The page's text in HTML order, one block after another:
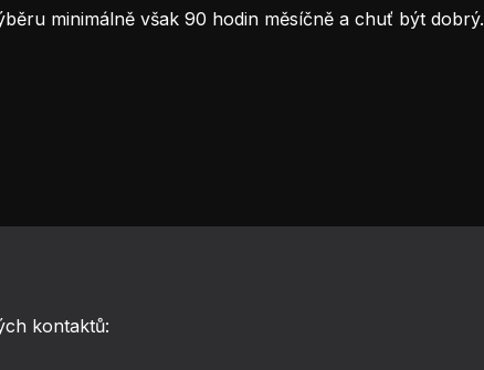
minimálně však 90 hodin měsíčně a chuť být dobrý.
kontaktů: